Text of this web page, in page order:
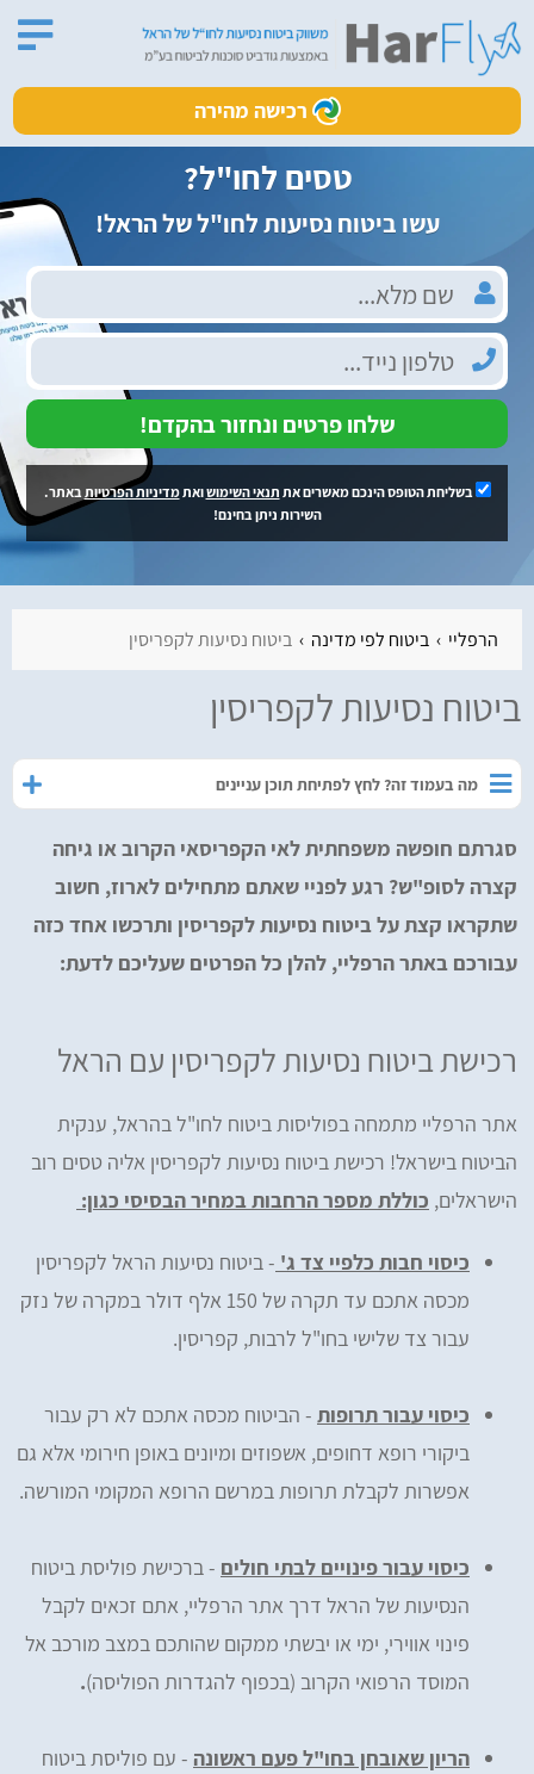
רכישה מהירה
טסים לחו"ל?
עשו ביטוח נסיעות לחו"ל של הראל!
שלחו פרטים ונחזור בהקדם!
בשליחת הטופס הינכם מאשרים את תנאי השימושואתמדיניות הפרטיותבאתר.
השירות ניתן בחינם!
הרפליי ביטוח לפי מדינה ביטוח נסיעות לקפריסין
ביטוח נסיעות לקפריסין
מה בעמוד זה? לחץ לפתיחת תוכן עניינים
סגרתם חופשה משפחתית לאי הקפריסאי הקרוב או גיחה
קצרה לסופ"ש? רגע לפניי שאתם מתחילים לארוז, חשוב
שתקראו קצת על ביטוח נסיעות לקפריסין ותרכשו אחד כזה
עבורכם באתר הרפליי, להלן כל הפרטים שעליכם לדעת:
רכישת ביטוח נסיעות לקפריסין עם הראל
אתר הרפליי מתמחה בפוליסות ביטוח לחו"ל בהראל, ענקית
הביטוח בישראל! רכישת ביטוח נסיעות לקפריסין אליה טסים רוב
הישראלים, כוללת מספר הרחבות במחיר הבסיסי כגון:
כיסוי חבות כלפיי צד ג' - ביטוח נסיעות הראל לקפריסין
מכסה אתכם עד תקרה של 150 אלף דולר במקרה של נזק
עבור צד שלישי בחו"ל לרבות, קפריסין.
כיסוי עבור תרופות - הביטוח מכסה אתכם לא רק עבור
ביקורי רופא דחופים, אשפוזים ומיונים באופן חירומי אלא גם
אפשרות לקבלת תרופות במרשם הרופא המקומי המורשה.
כיסוי עבור פינויים לבתי חולים - ברכישת פוליסת ביטוח
הנסיעות של הראל דרך אתר הרפליי, אתם זכאים לקבל
פינוי אווירי, ימי או יבשתי ממקום שהותכם במצב מורכב אל
המוסד הרפואי הקרוב (בכפוף להגדרות הפוליסה).
הריון שאובחן בחו"ל פעם ראשונה - עם פוליסת ביטוח